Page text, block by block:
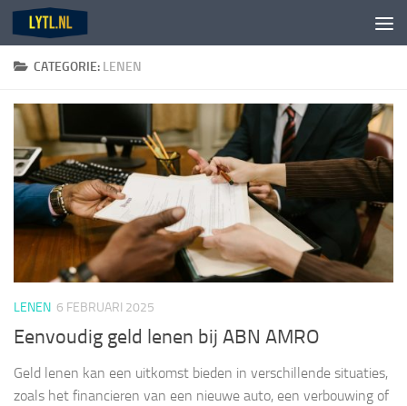
Doorgaan naar inhoud
CATEGORIE: LENEN
LENEN 6 FEBRUARI 2025
Eenvoudig geld lenen bij ABN AMRO
Geld lenen kan een uitkomst bieden in verschillende situaties,
zoals het financieren van een nieuwe auto, een verbouwing of